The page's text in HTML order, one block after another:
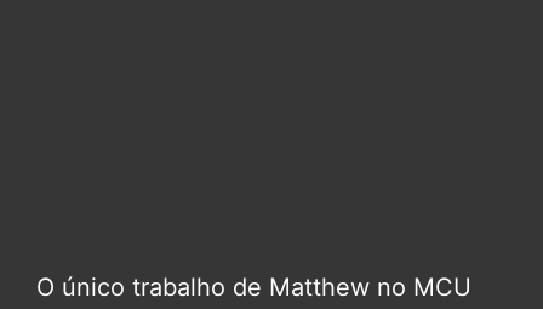
O único trabalho de Matthew no MCU